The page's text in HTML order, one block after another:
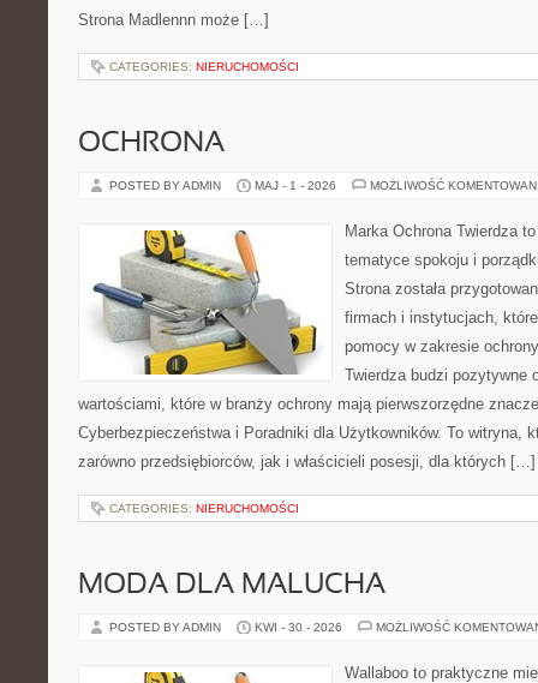
Strona Madlennn może […]
CATEGORIES: NIERUCHOMOŚCI
OCHRONA
POSTED BY ADMIN MAJ - 1 - 2026 MOŻLIWOŚĆ
Marka Ochrona Twierdza
tematyce spokoju i
Strona została
firmach i instytucjach,
pomocy w zakresie
Twierdza budzi pozytywne
wartościami, które w branży ochrony mają pierwszorzędne
Cyberbezpieczeństwa i Poradniki dla Użytkowników. To witryna,
zarówno przedsiębiorców, jak i właścicieli posesji, dla których […]
CATEGORIES: NIERUCHOMOŚCI
MODA DLA MALUCHA
POSTED BY ADMIN KWI - 30 - 2026 MOŻLIWOŚĆ
Wallaboo to praktyczne